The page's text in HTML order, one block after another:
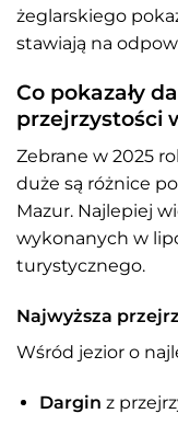
żeglarskiego
stawiają na
Co pokazały
przejrzystości
Zebrane w 2025
duże są różnice
Mazur. Najlepiej
wykonanych w
turystycznego.
Najwyższa
Wśród jezior o
Dargin z